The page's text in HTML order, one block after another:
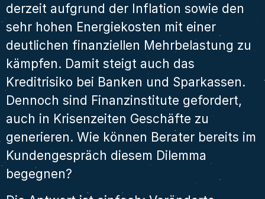
derzeit aufgrund der Inflation sowie den
sehr hohen Energiekosten mit einer
deutlichen finanziellen Mehrbelastung zu
kämpfen. Damit steigt auch das
Kreditrisiko bei Banken und Sparkassen.
Dennoch sind Finanzinstitute gefordert,
auch in Krisenzeiten Geschäfte zu
generieren. Wie können Berater bereits im
Kundengespräch diesem Dilemma
begegnen?